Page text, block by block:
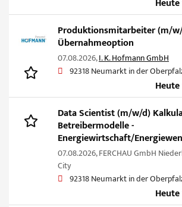
Produktionsmitarbeiter (m/
Übernahmeoption
07.08.2026,I. K. Hofmann GmbH
92318 Neumarkt in der
Data Scientist (m/w/d)
Betreibermodelle -
Energiewirtschaft/
07.08.2026,FERCHAU GmbH
City
92318 Neumarkt in der